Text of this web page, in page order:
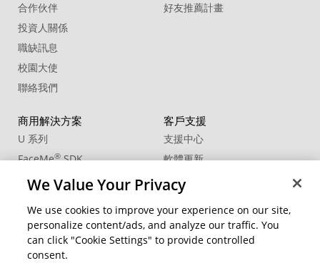
合作伙伴
投資人關係
職缺訊息
校園大使
聯絡我們
好友推薦計畫
商用解決方案
U 系列
FaceMe®SDK
客戶支援
支援中心
軟體更新
教學中心
CCP國際專業認證
社群資源
會員專區
變更地區
We Value Your Privacy
We use cookies to improve your experience on our site,
personalize content/ads, and analyze our traffic. You
can click "Cookie Settings" to provide controlled
consent.